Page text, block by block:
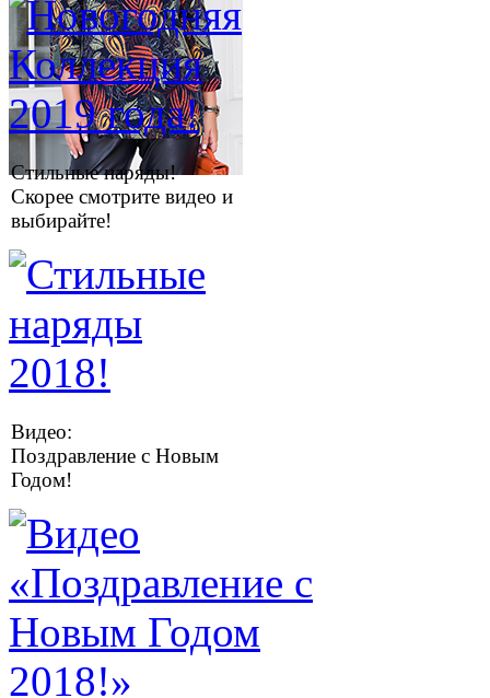
Стильные наряды!
Скорее смотрите видео и
выбирайте!
Видео:
Поздравление с Новым
Годом!